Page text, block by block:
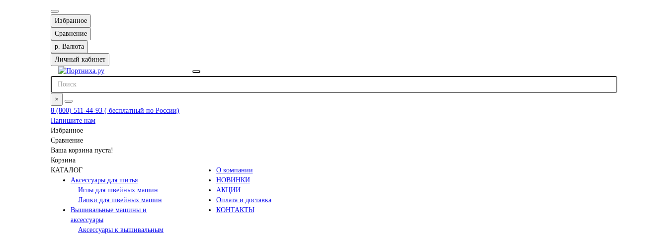
Избранное
Сравнение
р. Валюта
Личный кабинет
×
8 (800) 511-44-93 ( бесплатный по России)
Напишите нам
Избранное
Сравнение
Ваша корзина пуста!
Корзина
КАТАЛОГ
Аксессуары для шитья
Иглы для швейных машин
Лапки для швейных машин
Вышивальные машины и
аксессуары
Аксессуары к вышивальным
О компании
НОВИНКИ
АКЦИИ
Оплата и доставка
КОНТАКТЫ